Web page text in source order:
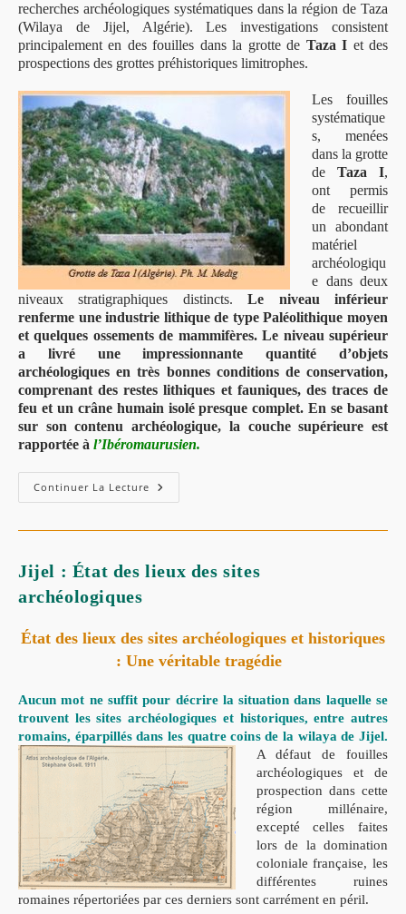
recherches archéologiques systématiques dans la région de Taza
(Wilaya de Jijel, Algérie). Les investigations consistent
principalement en des fouilles dans la grotte de Taza I et des
prospections des grottes préhistoriques limitrophes.
Les fouilles
systématique
s, menées
dans la grotte
de Taza I,
ont permis
de recueillir
un abondant
matériel
archéologiqu
e dans deux
niveaux stratigraphiques distincts.Le niveau inférieur
renferme une industrie lithique de type Paléolithique moyen
et quelques ossements de mammifères. Le niveau supérieur
a livré une impressionnante quantité d’objets
archéologiques en très bonnes conditions de conservation,
comprenant des restes lithiques et fauniques, des traces de
feu et un crâne humain isolé presque complet. En se basant
sur son contenu archéologique, la couche supérieure est
rapportée à l’Ibéromaurusien.
Continuer La Lecture
Jijel : État des lieux des sites
archéologiques
État des lieux des sites archéologiques et historiques
: Une véritable tragédie
Aucun mot ne suffit pour décrire la situation dans laquelle se
trouvent les sites archéologiques et historiques, entre autres
romains, éparpillés dans les quatre coins de la wilaya de Jijel.
A défaut de fouilles
archéologiques et de
prospection dans cette
région millénaire,
excepté celles faites
lors de la domination
coloniale française, les
différentes ruines
romaines répertoriées par ces derniers sont carrément en péril.